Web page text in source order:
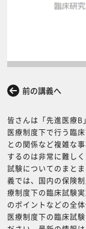
前の講義へ
皆さんは「先進医療B
医療制度下で行う臨
との関係など複雑な
するのは非常に難し
試験についてのまと
義では、国内の保険
療制度下の臨床試験
のポイントなどの全
医療制度下の臨床試